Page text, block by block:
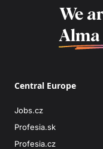
We
Alma
Central Europe
Jobs.cz
Profesia.sk
Profesia.cz